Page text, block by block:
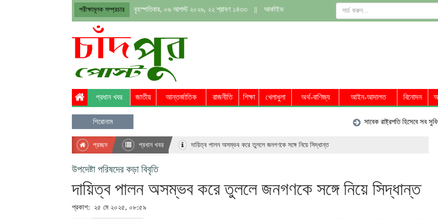
পরীক্ষামূলক সম্প্রচার বৃহস্পতিবার, ০৬ আগস্ট ২০২৬, ২২ শ্রাবণ ১৪৩৩ || আর্কাইভ
প্রধান খবর জাতীয় আন্তর্জাতিক রাজনীতি শিক্ষা খেলাধুলা অর্থ-বাণিজ্য আইন-আদালত বিনোদন
শিরোনাম সাবেক রাষ্ট্রপতি হিসেবে সব সুবিধা
প্রচ্ছদ প্রধান খবর দায়িত্ব পালন অসম্ভব করে তুললে জনগণকে সঙ্গে নিয়ে সিদ্ধান্ত
উপদেষ্টা পরিষদের কড়া বিবৃতি
দায়িত্ব পালন অসম্ভব করে তুললে জনগণকে সঙ্গে নিয়ে সিদ্ধান্ত
প্রকাশ: ২৫ মে ২০২৫, ০৮:৫৯